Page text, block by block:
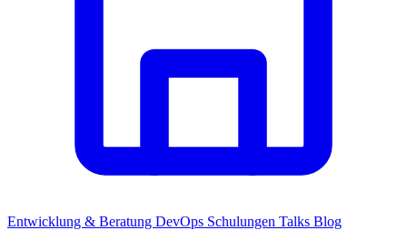
Entwicklung & Beratung DevOps Schulungen Talks Blog